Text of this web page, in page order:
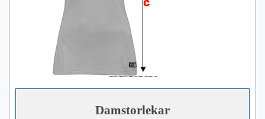
Damstorlekar